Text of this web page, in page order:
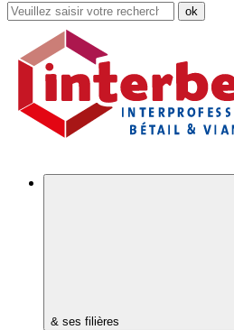
Rechercher
dans
site
& ses filières